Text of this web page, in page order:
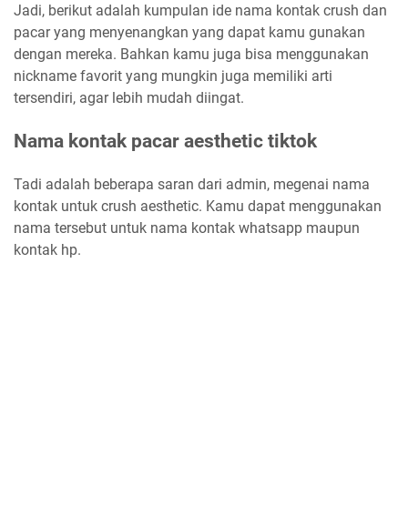
Jadi, berikut adalah kumpulan ide nama kontak crush dan
pacar yang menyenangkan yang dapat kamu gunakan
dengan mereka. Bahkan kamu juga bisa menggunakan
nickname favorit yang mungkin juga memiliki arti
tersendiri, agar lebih mudah diingat.
Nama kontak pacar aesthetic tiktok
Tadi adalah beberapa saran dari admin, megenai nama
kontak untuk crush aesthetic. Kamu dapat menggunakan
nama tersebut untuk nama kontak whatsapp maupun
kontak hp.